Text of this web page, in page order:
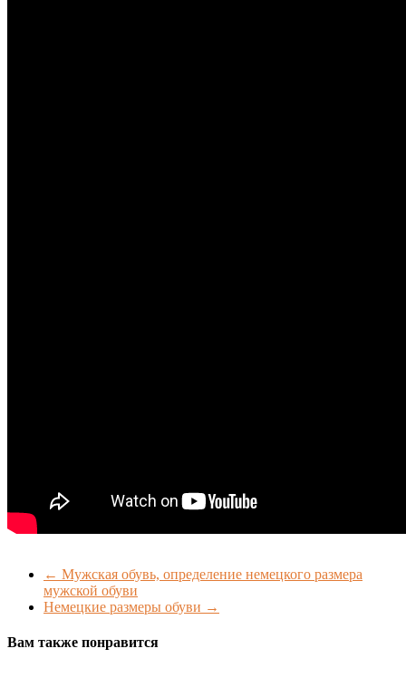
← Мужская обувь, определение немецкого размера
мужской обуви
Немецкие размеры обуви →
Вам также понравится